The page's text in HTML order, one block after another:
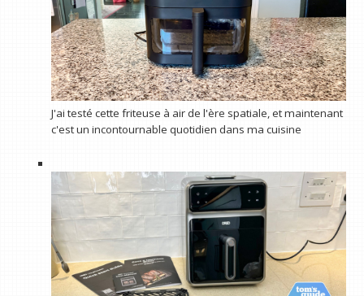
J'ai testé cette friteuse à air de l'ère spatiale, et maintenant
c'est un incontournable quotidien dans ma cuisine